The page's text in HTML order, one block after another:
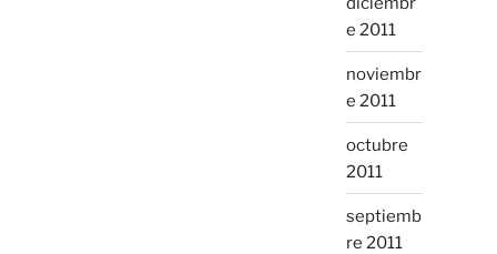
e 2011
noviembr
e 2011
octubre
2011
septiemb
re 2011